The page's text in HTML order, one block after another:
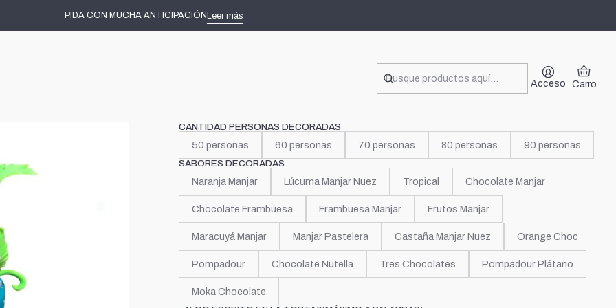
Acceso Carro
PIDA CON MUCHA ANTICIPACIÓNLeer más
Inicio Tortas decoradas Niñas Avatar
CANTIDAD PERSONAS DECORADAS
50 personas 60 personas 70 personas 80 personas 90 personas
SABORES DECORADAS
Naranja Manjar Lúcuma Manjar Nuez Tropical Chocolate Manjar
Chocolate Frambuesa Frambuesa Manjar Frutos Manjar
Maracuyá Manjar Manjar Pastelera Castaña Manjar Nuez Orange Choc
Pompadour Chocolate Nutella Tres Chocolates Pompadour Plátano
Moka Chocolate